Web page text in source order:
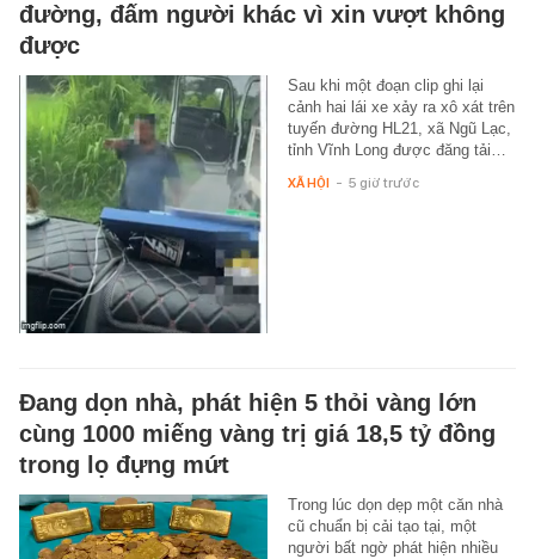
đường, đấm người khác vì xin vượt không
được
Sau khi một đoạn clip ghi lại
cảnh hai lái xe xảy ra xô xát trên
tuyến đường HL21, xã Ngũ Lạc,
tỉnh Vĩnh Long được đăng tải…
XÃ HỘI - 5 giờ trước
Đang dọn nhà, phát hiện 5 thỏi vàng lớn
cùng 1000 miếng vàng trị giá 18,5 tỷ đồng
trong lọ đựng mứt
Trong lúc dọn dẹp một căn nhà
cũ chuẩn bị cải tạo tại, một
người bất ngờ phát hiện nhiều